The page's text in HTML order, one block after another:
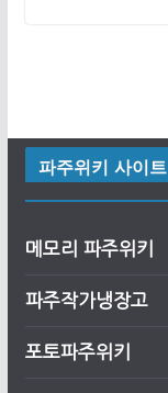
파주위키 사이트
메모리 파주위키
파주작가냉장고
포토파주위키